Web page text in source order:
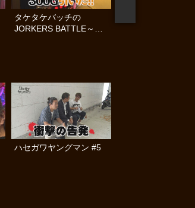
タケタケバッチの
JORKERS BATTLE～運
ハセガワヤングマン #5